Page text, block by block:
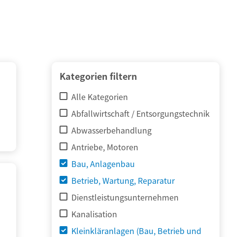
Kategorien filtern
Alle Kategorien
Abfallwirtschaft / Entsorgungstechnik
Abwasserbehandlung
Antriebe, Motoren
Bau, Anlagenbau
Betrieb, Wartung, Reparatur
Dienstleistungsunternehmen
Kanalisation
Kleinkläranlagen (Bau, Betrieb und